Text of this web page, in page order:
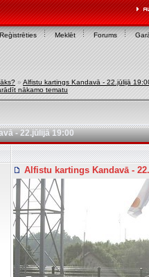
Meklēt Forums
» Alfistu kartings Kandavā - 22.jūlijā
nākamo tematu
- 22.jūlijā 19:00
Alfistu kartings Kandavā -